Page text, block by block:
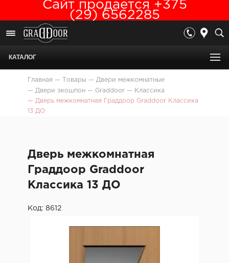
Сайт продается +375
(29) 6562285
КАТАЛОГ
Главная — Товары — Двери межкомнатные
— Двери экошпон — Graddoor —
Классика
— Дверь межкомнатная Граддоор Graddoor Классика
13 ДО
Дверь межкомнатная
Граддоор Graddoor
Классика 13 ДО
Код: 8612